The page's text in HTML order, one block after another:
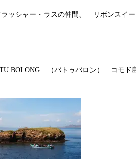
ッシャー・ラスの仲間、 リボンスイ
BOLONG （バトゥバロン） コモド